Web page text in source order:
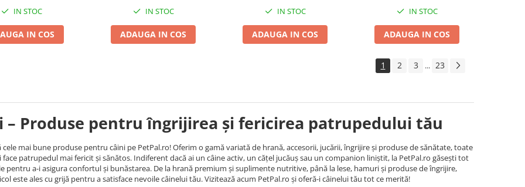
IN STOC
IN COS
IN STOC
ADAUGA IN COS
IN STOC
ADAUGA IN COS
IN STOC
ADAUGA IN COS
1 2 3 ... 23
– Produse pentru îngrijirea și fericirea patrupedului tău
cele mai bune produse pentru câini pe PetPal.ro! Oferim o gamă variată de hrană, accesorii, jucării, îngrijire și produse de sănătate, toate
patrupedul mai fericit și sănătos. Indiferent dacă ai un câine activ, un cățel jucăuș sau un companion liniștit, la PetPal.ro găsești tot
pentru a-i asigura confortul și bunăstarea. De la hrană premium și suplimente nutritive, până la lese, hamuri și produse de îngrijire,
este ales cu grijă pentru a satisface nevoile câinelui tău. Vizitează acum PetPal.ro și oferă-i câinelui tău tot ce merită!